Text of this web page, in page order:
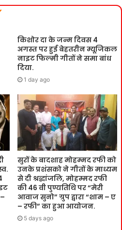
किशोर दा के जन्म दिवस 4
अगस्त पर हुई बेहतरीन म्यूजिकल
नाइट फिल्मी गीतों ने समा बांध
दिया.
1 day ago
सुरों के बादशाह मोहम्मद रफी को
उनके प्रशंसको ने गीतों के माध्यम
से दी श्रद्धांजलि, मोहम्मद रफी
की 46 वी पुण्यतिथि पर “मेरी
आवाज सुनो” ग्रुप द्वारा “शाम – ए
– रफी” का हुआ आयोजन.
5 days ago